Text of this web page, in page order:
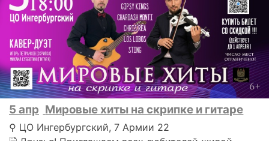
5 апр Мировые хиты на скрипке и гитаре
⚲ ЦО Ингербургский, 7 Армии 22